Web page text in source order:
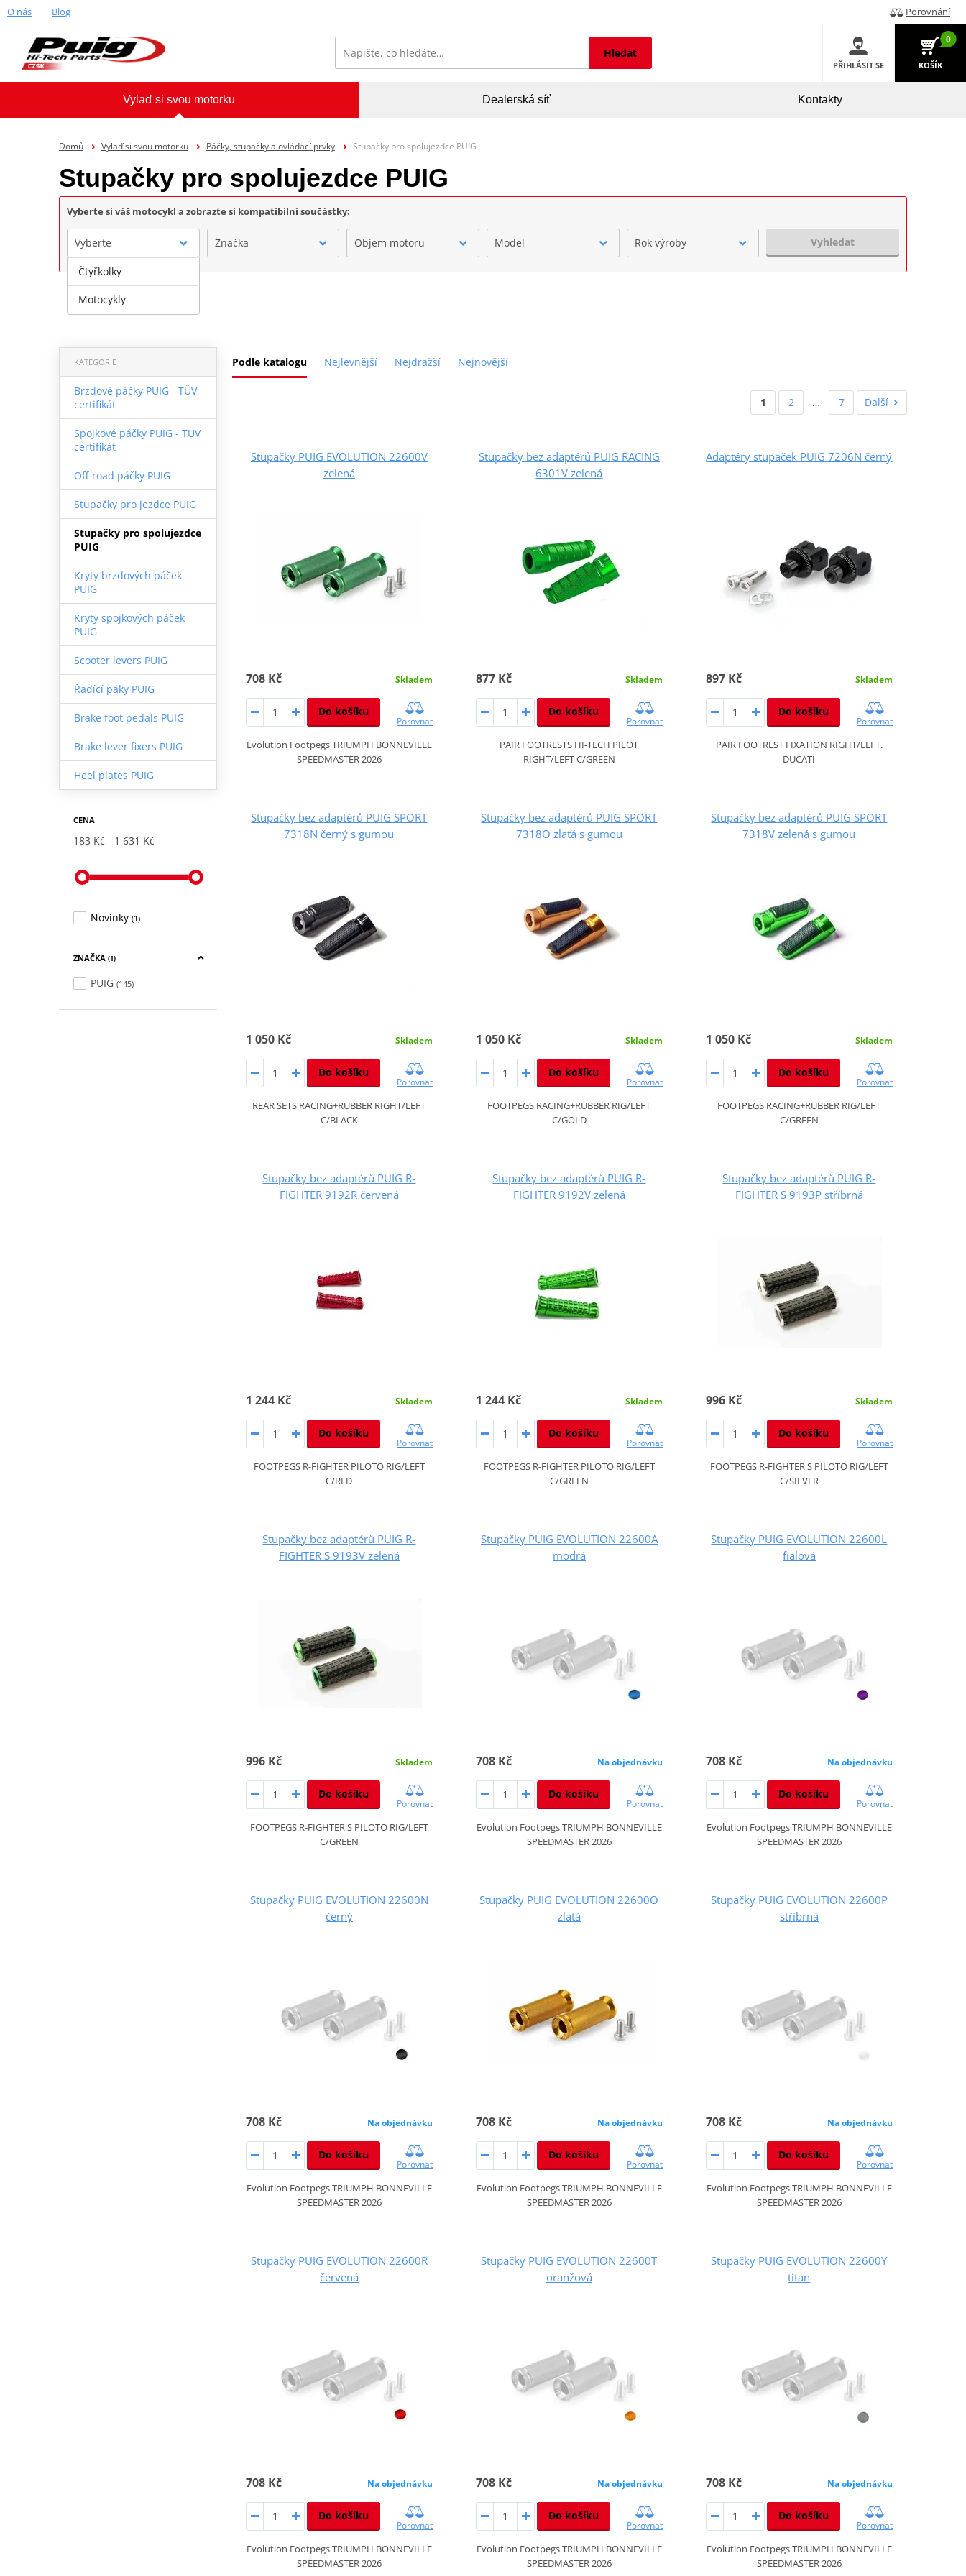
O nás Blog Porovnání
Hledat
PŘIHLÁSIT SE
0
KOŠÍK
Vylaď si svou motorku Dealerská síť Kontakty
Domů Vylaď si svou motorku Páčky, stupačky a ovládací prvky Stupačky pro spolujezdce PUIG
Stupačky pro spolujezdce PUIG
Vyberte si váš motocykl a zobrazte si kompatibilní součástky:
Vyberte Značka Objem motoru Model Rok výroby Vyhledat
Podle katalogu Nejlevnější Nejdražší Nejnovější
KATEGORIE
Brzdové páčky PUIG - TÜV
certifikát
Spojkové páčky PUIG - TÜV
certifikát
Off-road páčky PUIG
Stupačky pro jezdce PUIG
Stupačky pro spolujezdce
PUIG
Kryty brzdových páček
PUIG
Kryty spojkových páček
PUIG
Scooter levers PUIG
Řadící páky PUIG
Brake foot pedals PUIG
Brake lever fixers PUIG
Heel plates PUIG
CENA
183 Kč 1 631 Kč
Novinky (1)
ZNAČKA (1)
PUIG (145)
1 2 … 7 Další
Stupačky PUIG EVOLUTION 22600V
zelená
708 Kč Skladem
Do košíku
Porovnat
Evolution Footpegs TRIUMPH BONNEVILLE
SPEEDMASTER 2026
Stupačky bez adaptérů PUIG RACING
6301V zelená
877 Kč Skladem
Do košíku
Porovnat
PAIR FOOTRESTS HI-TECH PILOT
RIGHT/LEFT C/GREEN
Adaptéry stupaček PUIG 7206N černý
897 Kč Skladem
Do košíku
Porovnat
PAIR FOOTREST FIXATION RIGHT/LEFT.
DUCATI
Stupačky bez adaptérů PUIG SPORT
7318N černý s gumou
1 050 Kč Skladem
Do košíku
Porovnat
REAR SETS RACING+RUBBER RIGHT/LEFT
C/BLACK
Stupačky bez adaptérů PUIG SPORT
7318O zlatá s gumou
1 050 Kč Skladem
Do košíku
Porovnat
FOOTPEGS RACING+RUBBER RIG/LEFT
C/GOLD
Stupačky bez adaptérů PUIG SPORT
7318V zelená s gumou
1 050 Kč Skladem
Do košíku
Porovnat
FOOTPEGS RACING+RUBBER RIG/LEFT
C/GREEN
Stupačky bez adaptérů PUIG R-
FIGHTER 9192R červená
1 244 Kč Skladem
Do košíku
Porovnat
FOOTPEGS R-FIGHTER PILOTO RIG/LEFT
C/RED
Stupačky bez adaptérů PUIG R-
FIGHTER 9192V zelená
1 244 Kč Skladem
Do košíku
Porovnat
FOOTPEGS R-FIGHTER PILOTO RIG/LEFT
C/GREEN
Stupačky bez adaptérů PUIG R-
FIGHTER S 9193P stříbrná
996 Kč Skladem
Do košíku
Porovnat
FOOTPEGS R-FIGHTER S PILOTO RIG/LEFT
C/SILVER
Stupačky bez adaptérů PUIG R-
FIGHTER S 9193V zelená
996 Kč Skladem
Do košíku
Porovnat
FOOTPEGS R-FIGHTER S PILOTO RIG/LEFT
C/GREEN
Stupačky PUIG EVOLUTION 22600A
modrá
708 Kč Na objednávku
Do košíku
Porovnat
Evolution Footpegs TRIUMPH BONNEVILLE
SPEEDMASTER 2026
Stupačky PUIG EVOLUTION 22600L
fialová
708 Kč Na objednávku
Do košíku
Porovnat
Evolution Footpegs TRIUMPH BONNEVILLE
SPEEDMASTER 2026
Stupačky PUIG EVOLUTION 22600N
černý
708 Kč Na objednávku
Do košíku
Porovnat
Evolution Footpegs TRIUMPH BONNEVILLE
SPEEDMASTER 2026
Stupačky PUIG EVOLUTION 22600O
zlatá
708 Kč Na objednávku
Do košíku
Porovnat
Evolution Footpegs TRIUMPH BONNEVILLE
SPEEDMASTER 2026
Stupačky PUIG EVOLUTION 22600P
stříbrná
708 Kč Na objednávku
Do košíku
Porovnat
Evolution Footpegs TRIUMPH BONNEVILLE
SPEEDMASTER 2026
Stupačky PUIG EVOLUTION 22600R
červená
708 Kč Na objednávku
Do košíku
Porovnat
Evolution Footpegs TRIUMPH BONNEVILLE
SPEEDMASTER 2026
Stupačky PUIG EVOLUTION 22600T
oranžová
708 Kč Na objednávku
Do košíku
Porovnat
Evolution Footpegs TRIUMPH BONNEVILLE
SPEEDMASTER 2026
Stupačky PUIG EVOLUTION 22600Y
titan
708 Kč Na objednávku
Do košíku
Porovnat
Evolution Footpegs TRIUMPH BONNEVILLE
SPEEDMASTER 2026
Čtyřkolky
Motocykly